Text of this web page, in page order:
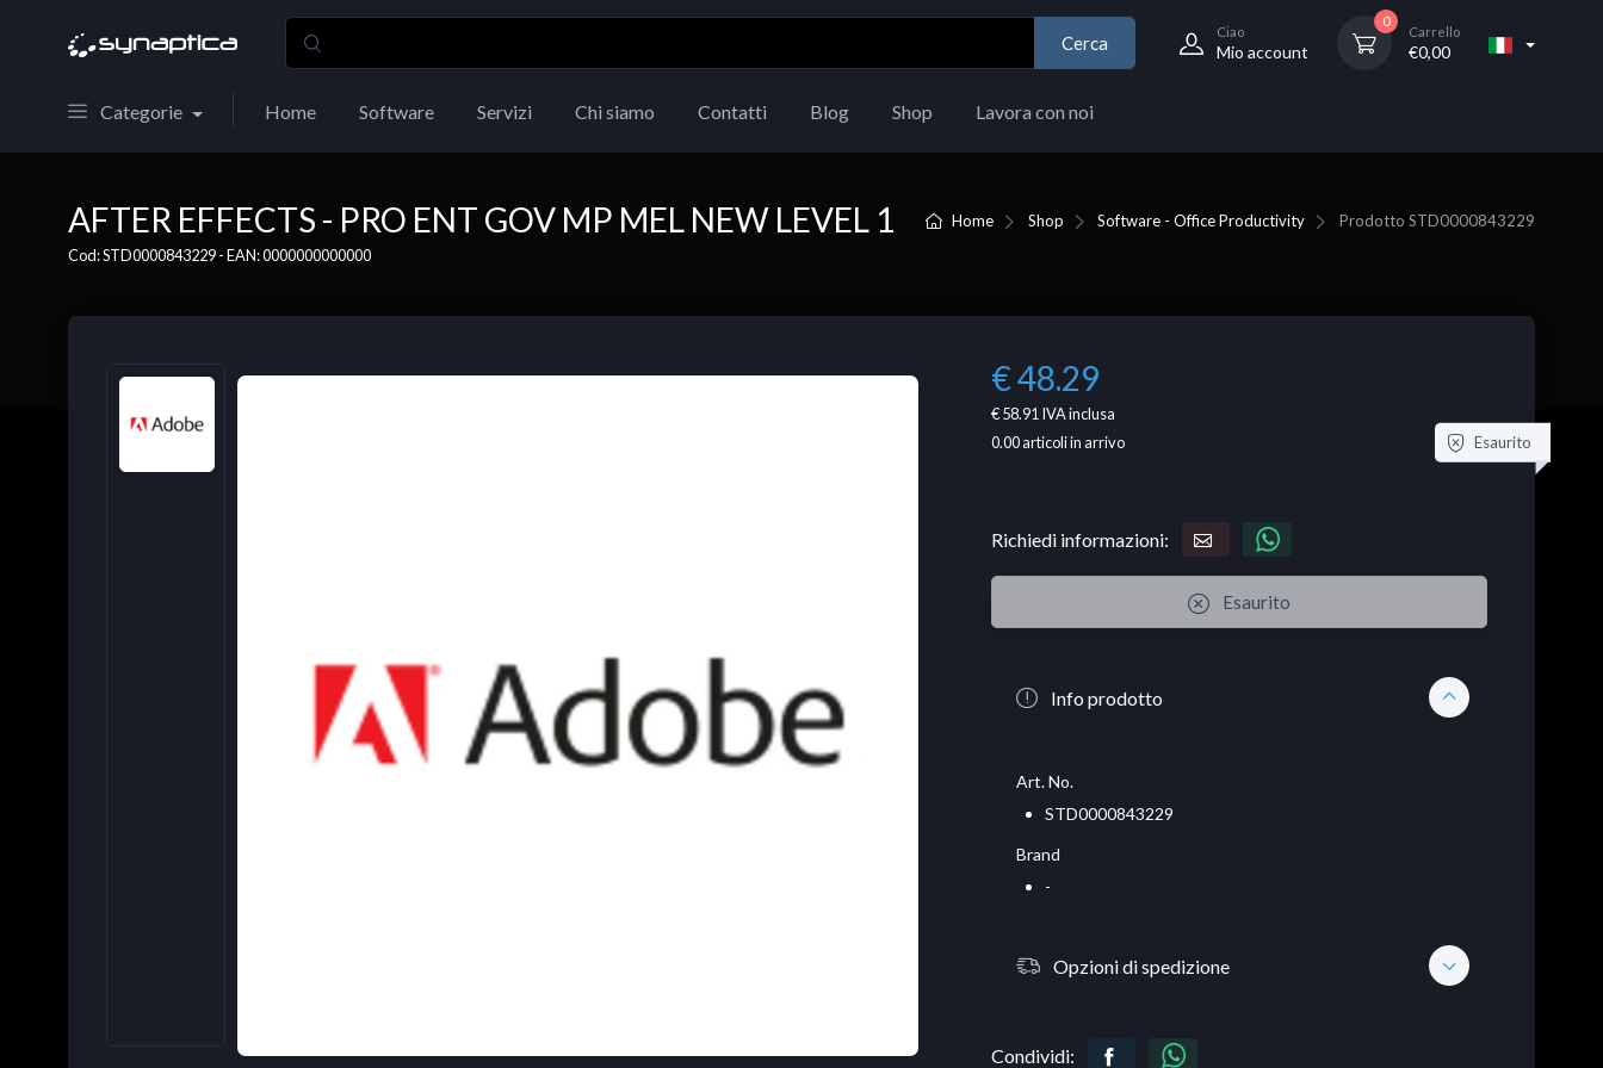
Cerca
Ciao
Mio account
0
Carrello
€0,00
Categorie Home Software Servizi Chi siamo Contatti Blog Shop Lavora con noi
Home Shop Software - Office Productivity Prodotto STD0000843229
AFTER EFFECTS - PRO ENT GOV MP MEL NEW LEVEL 1
Cod: STD0000843229 - EAN: 0000000000000
€ 48.29
€ 58.91 IVA inclusa
0.00articoli in arrivo Esaurito
Richiedi informazioni:
Esaurito
Info prodotto
Art. No.
STD0000843229
Brand
-
Opzioni di spedizione
Condividi: